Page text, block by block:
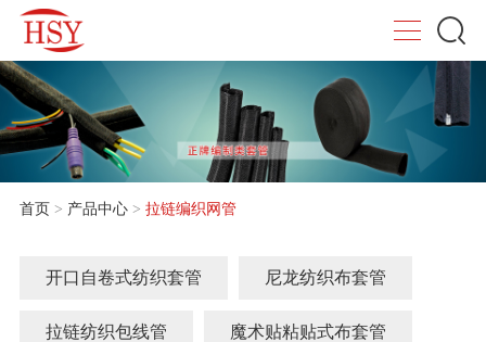
首页 > 产品中心> 拉链编织网管
开口自卷式纺织套管 尼龙纺织布套管
拉链纺织包线管 魔术贴粘贴式布套管